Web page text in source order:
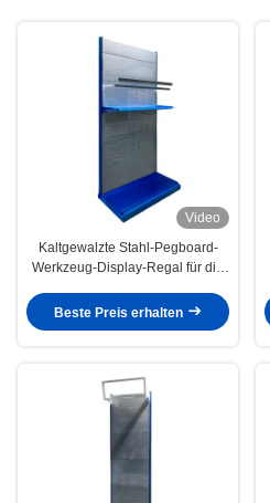
Video
Kaltgewalzte Stahl-Pegboard-
Werkzeug-Display-Regal für die
Elektrowerkzeugen
Beste Preis erhalten